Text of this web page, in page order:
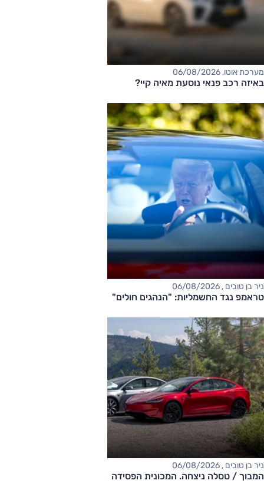
מערכת אוטו, 06/08/2026
באיזה רכב פנאי נוסעת מאיה קיי?
ניר בן טובים , 06/08/2026
טראמפ נגד החשמליות: "הנהגים חולים"
ניר בן טובים , 06/08/2026
המבוך / טסלה ניצחה. המכונית הפסידה